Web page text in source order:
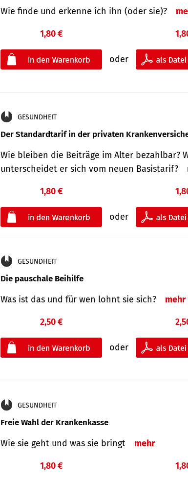
Wie finde und erkenne ich ihn (oder sie)?
1,80 €
oder
GESUNDHEIT
Der Standard­tarif in der privaten
Wie bleiben die Beiträge im Alter bezahlbar?
unterscheidet er sich vom neuen Basistarif?
1,80 €
oder
GESUNDHEIT
Die pauschale Beihilfe
Was ist das und für wen lohnt sie sich? mehr
2,50 €
oder
GESUNDHEIT
Freie Wahl der Krankenkasse
Wie sie geht und was sie bringt mehr
1,80 €